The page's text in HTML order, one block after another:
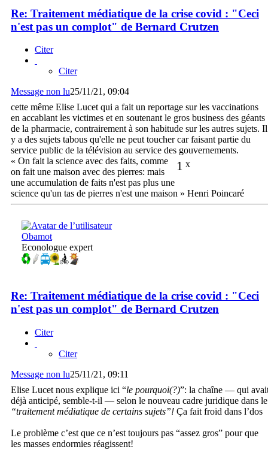
Re: Traitement médiatique de la crise covid : "Ceci
n'est pas un complot" de Bernard Crutzen
Citer
Citer
Message non lu25/11/21, 09:04
cette même Elise Lucet qui a fait un reportage sur les vaccinations
en accablant les victimes et en soutenant le gros business des géants
de la pharmacie, contrairement à son habitude sur les autres sujets. Il
y a des sujets tabous qu'elle ne peut toucher car faisant partie du
service public de la télévision au service des gouvernements.
1 x
« On fait la science avec des faits, comme
on fait une maison avec des pierres: mais
une accumulation de faits n'est pas plus une
science qu'un tas de pierres n'est une maison » Henri Poincaré
Obamot
Econologue expert
Re: Traitement médiatique de la crise covid : "Ceci
n'est pas un complot" de Bernard Crutzen
Citer
Citer
Message non lu25/11/21, 09:11
Elise Lucet nous explique ici “le pourquoi(?)”: la chaîne — qui
déjà anticipé, semble-t-il — selon le nouveau cadre juridique dans le
“traitement médiatique de certains sujets”! Ça fait froid dans l’dos
Le problème c’est que ce n’est toujours pas “assez gros” pour que
les masses endormies réagissent!